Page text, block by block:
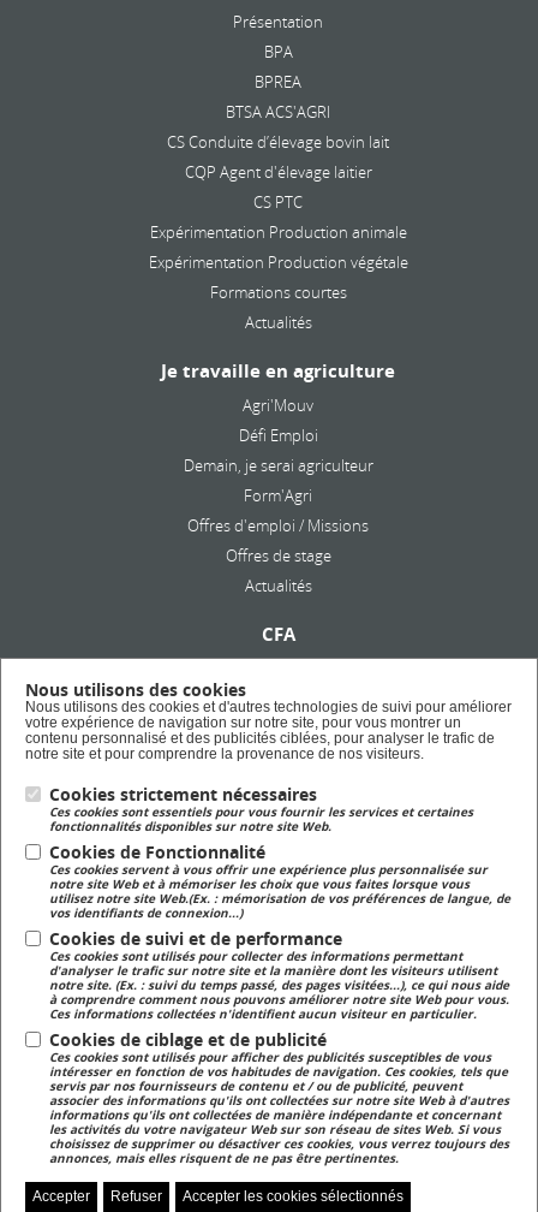
Présentation
BPA
BPREA
BTSA ACS'AGRI
CS Conduite d’élevage bovin lait
CQP Agent d'élevage laitier
CS PTC
Expérimentation Production animale
Expérimentation Production végétale
Formations courtes
Actualités
Je travaille en agriculture
Agri'Mouv
Défi Emploi
Demain, je serai agriculteur
Form'Agri
Offres d'emploi / Missions
Offres de stage
Actualités
CFA
Formation en alternance
Taxe d'apprentissage
Lycée Privé
Formation Scolaire
Formation Continue
Formation continue pour adulte
Magasin
Magasin de produits fermiers
Accès NetYpareo Contact Plan du site
Zoom sur... Presse Mentions légales
Nous utilisons des cookies
Nous utilisons des cookies et d'autres technologies de suivi pour améliorer
votre expérience de navigation sur notre site, pour vous montrer un
contenu personnalisé et des publicités ciblées, pour analyser le trafic de
notre site et pour comprendre la provenance de nos visiteurs.
Cookies strictement nécessaires
Ces cookies sont essentiels pour vous fournir les services et certaines
fonctionnalités disponibles sur notre site Web.
Cookies de Fonctionnalité
Ces cookies servent à vous offrir une expérience plus personnalisée sur
notre site Web et à mémoriser les choix que vous faites lorsque vous
utilisez notre site Web.(Ex. : mémorisation de vos préférences de langue, de
vos identifiants de connexion...)
Cookies de suivi et de performance
Ces cookies sont utilisés pour collecter des informations permettant
d'analyser le trafic sur notre site et la manière dont les visiteurs utilisent
notre site. (Ex. : suivi du temps passé, des pages visitées...), ce qui nous aide
à comprendre comment nous pouvons améliorer notre site Web pour vous.
Ces informations collectées n'identifient aucun visiteur en particulier.
Cookies de ciblage et de publicité
Ces cookies sont utilisés pour afficher des publicités susceptibles de vous
intéresser en fonction de vos habitudes de navigation. Ces cookies, tels que
servis par nos fournisseurs de contenu et / ou de publicité, peuvent
associer des informations qu'ils ont collectées sur notre site Web à d'autres
informations qu'ils ont collectées de manière indépendante et concernant
les activités du votre navigateur Web sur son réseau de sites Web. Si vous
choisissez de supprimer ou désactiver ces cookies, vous verrez toujours des
annonces, mais elles risquent de ne pas être pertinentes.
Accepter Refuser Accepter les cookies sélectionnés